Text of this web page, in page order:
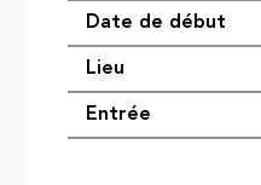
Date de début
Lieu
Entrée